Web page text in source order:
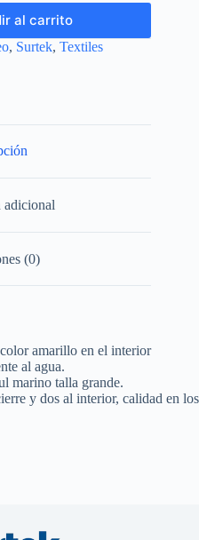
al carrito
, Surtek, Textiles
(0)
amarillo en el interior
al agua.
marino talla grande.
y dos al interior, calidad en los